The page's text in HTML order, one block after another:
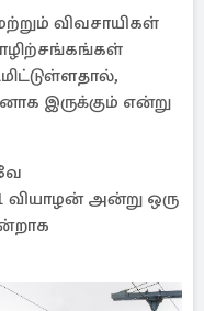
விவசாயிகள்
இருக்கும் என்று
அன்று ஒரு